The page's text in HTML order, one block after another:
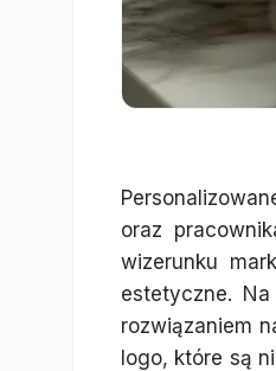
oraz
wizerunku
estetyczne.
rozwiązaniem
logo, które są